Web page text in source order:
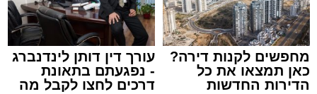
מערכת האתר / 09:43 09.08.26
מחפשים לקנות דירה?
כאן תמצאו את כל
הדירות החדשות
עורך דין דותן לינדנברג
- נפגעתם בתאונת
דרכים לחצו לקבל מה